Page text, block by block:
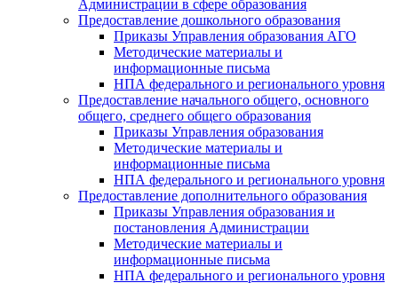
Администрации в сфере образования
Предоставление дошкольного образования
Приказы Управления образования АГО
Методические материалы и
информационные письма
НПА федерального и регионального уровня
Предоставление начального общего, основного
общего, среднего общего образования
Приказы Управления образования
Методические материалы и
информационные письма
НПА федерального и регионального уровня
Предоставление дополнительного образования
Приказы Управления образования и
постановления Администрации
Методические материалы и
информационные письма
НПА федерального и регионального уровня